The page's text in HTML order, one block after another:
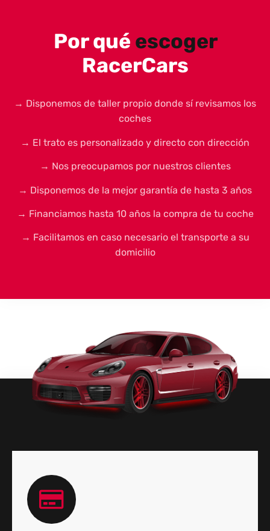
Por qué escoger
RacerCars
→ Disponemos de taller propio donde sí revisamos los
coches
→ El trato es personalizado y directo con dirección
→ Nos preocupamos por nuestros clientes
→ Disponemos de la mejor garantía de hasta 3 años
→ Financiamos hasta 10 años la compra de tu coche
→ Facilitamos en caso necesario el transporte a su
domicilio